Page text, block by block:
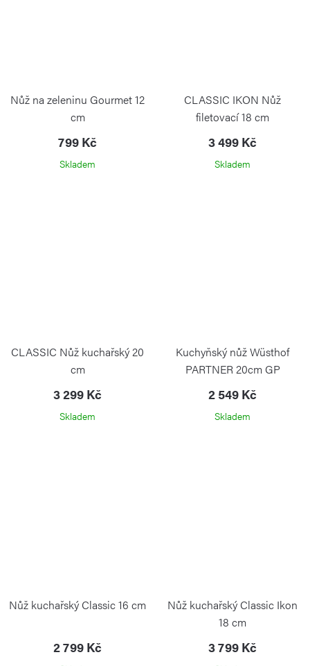
Nůž na zeleninu Gourmet 12
cm
799 Kč
Skladem
CLASSIC IKON Nůž
filetovací 18 cm
3 499 Kč
Skladem
CLASSIC Nůž kuchařský 20
cm
3 299 Kč
Skladem
Kuchyňský nůž Wüsthof
PARTNER 20cm GP
WÜSTHOF
2 549 Kč
Skladem
Nůž kuchařský Classic 16 cm
2 799 Kč
Nůž kuchařský Classic Ikon
18 cm
3 799 Kč